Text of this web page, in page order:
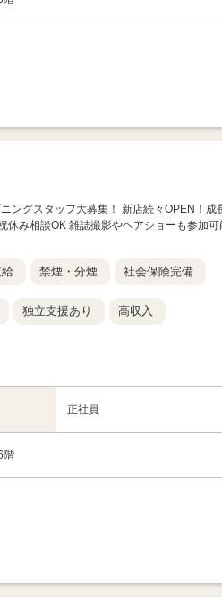
ングスタッフ大募集！ 新店続々OPEN！成
休み相談OK 雑誌撮影やヘアショーも参加可
禁煙・分煙 社会保険完備
独立支援あり 高収入
正社員
階